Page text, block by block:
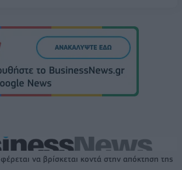
να βρίσκεται κοντά στην απόκτηση της